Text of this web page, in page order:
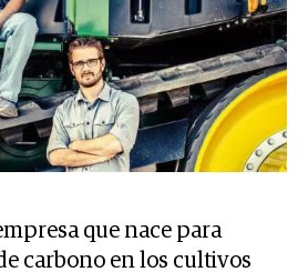
que nace para
carbono en los cultivos